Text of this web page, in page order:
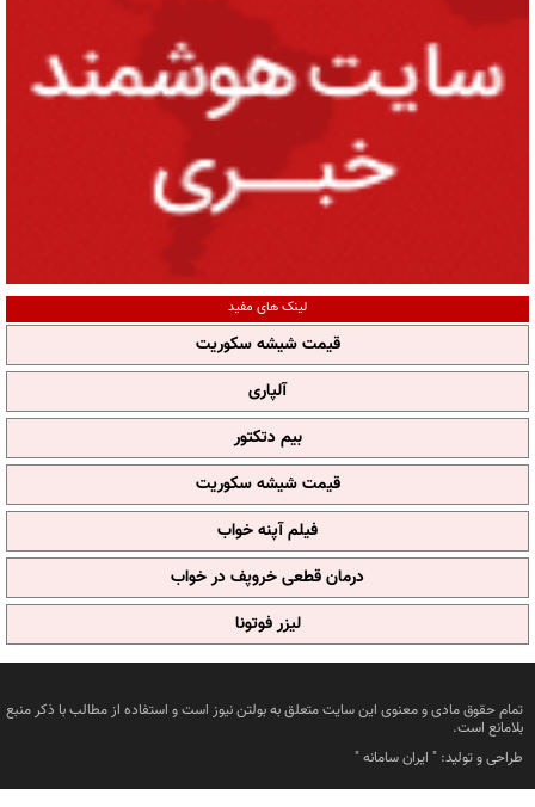
لینک های مفید
قیمت شیشه سکوریت
آلپاری
بیم دتکتور
قیمت شیشه سکوریت
فیلم آپنه خواب
درمان قطعی خروپف در خواب
لیزر فوتونا
تمام حقوق مادی و معنوی این سایت متعلق به بولتن نیوز است و استفاده از مطالب با ذکر منبع
بلامانع است.
طراحی و تولید: " ایران سامانه"